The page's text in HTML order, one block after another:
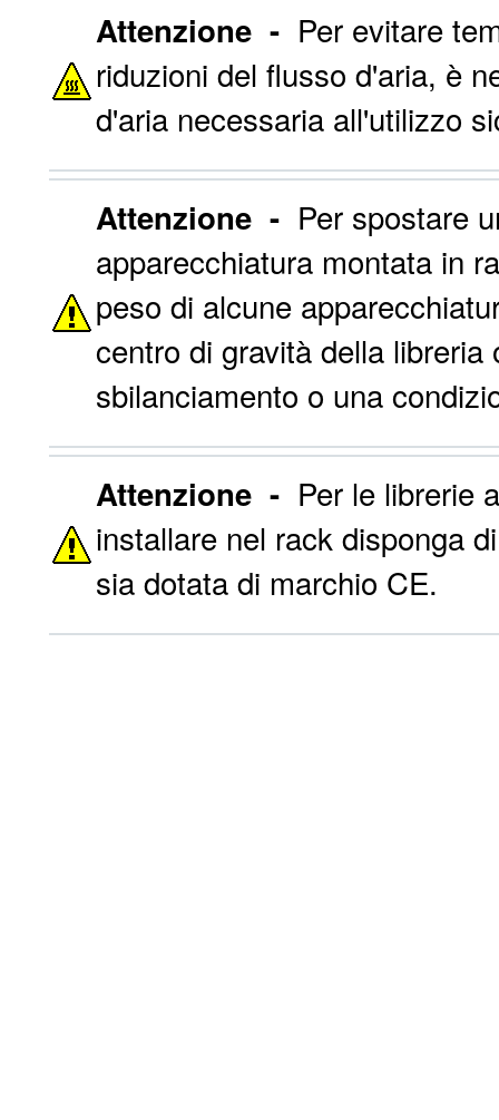
Attenzione - Per evitare
riduzioni del flusso d'aria, è
d'aria necessaria all'utilizzo
Attenzione - Per spostare
apparecchiatura montata in
peso di alcune
centro di gravità della
sbilanciamento o una
Attenzione - Per le librerie
installare nel rack disponga
sia dotata di marchio CE.